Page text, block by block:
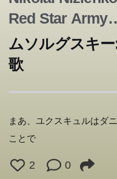
Red Star Army
Chorus
ムソルグスキ
歌
まあ、ユクスキュルはダ
ことで
2 0